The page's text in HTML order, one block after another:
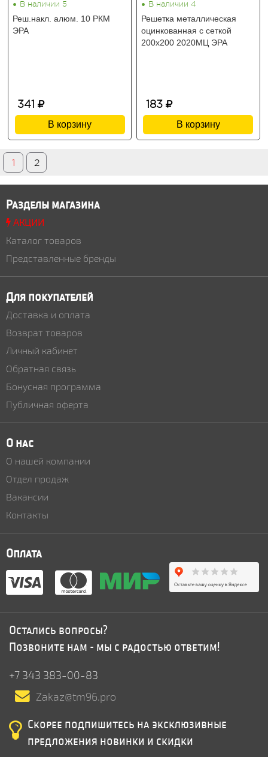
• В наличии 5
Реш.накл. алюм. 10 РКМ
ЭРА
341
В корзину
• В наличии 4
Решетка металлическая
оцинкованная с сеткой
200х200 2020МЦ ЭРА
183
В корзину
1 2
Разделы магазина
АКЦИИ
Каталог товаров
Представленные бренды
Для покупателей
Доставка и оплата
Возврат товаров
Личный кабинет
Обратная связь
Бонусная программа
Публичная оферта
О нас
О нашей компании
Отдел продаж
Вакансии
Контакты
Оплата
Остались вопросы?
Позвоните нам - мы с радостью ответим!
+7 343 383-00-83
Zakaz@tm96.pro
Скорее подпишитесь на эксклюзивные
предложения новинки и скидки